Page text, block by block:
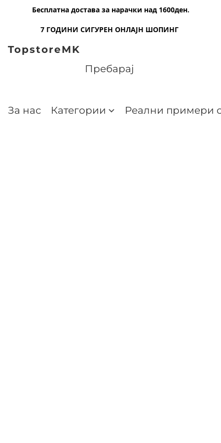
Бесплатна достава за нарачки над 1600ден.
7 ГОДИНИ СИГУРЕН ОНЛАЈН ШОПИНГ
TopstoreMK
За нас Категории Реални примери